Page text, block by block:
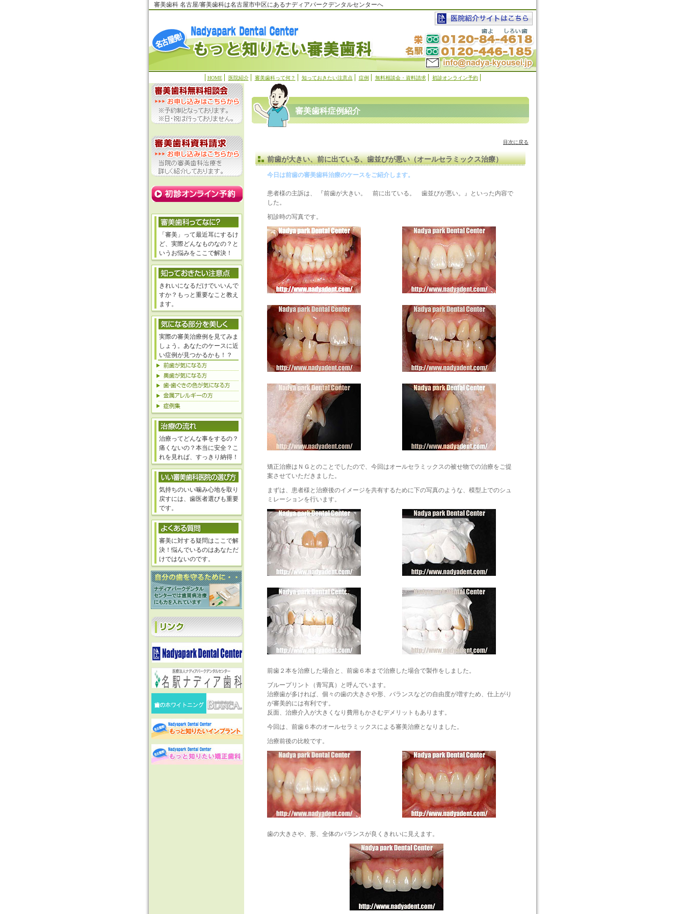
審美歯科 名古屋/審美歯科は名古屋市中区にあるナディアパークデンタルセンターへ
HOME 医院紹介 審美歯科って何？ 知っておきたい注意点 症例 無料相談会・資料請求 初診オンライン予約
審美歯科症例紹介
目次に戻る
前歯が大きい、前に出ている、歯並びが悪い（オールセラミックス治療）
今日は前歯の審美歯科治療のケースをご紹介します。
患者様の主訴は、 『前歯が大きい。 前に出ている。 歯並びが悪い。』といった内容で
した。
初診時の写真です。
矯正治療はＮＧとのことでしたので、今回はオールセラミックスの被せ物での治療をご提
案させていただきました。
まずは、患者様と治療後のイメージを共有するために下の写真のような、模型上でのシュ
ミレーションを行います。
前歯２本を治療した場合と、前歯６本まで治療した場合で製作をしました。
ブループリント（青写真）と呼んでいます。
治療歯が多ければ、個々の歯の大きさや形、バランスなどの自由度が増すため、仕上がり
が審美的には有利です。
反面、治療介入が大きくなり費用もかさむデメリットもあります。
今回は、前歯６本のオールセラミックスによる審美治療となりました。
治療前後の比較です。
歯の大きさや、形、全体のバランスが良くきれいに見えます。
「審美」って最近耳にするけ
ど、実際どんなものなの？と
いうお悩みをここで解決！
きれいになるだけでいいんで
すか？もっと重要なこと教え
ます。
実際の審美治療例を見てみま
しょう。あなたのケースに近
い症例が見つかるかも！？
治療ってどんな事をするの？
痛くないの？本当に安全？こ
れを見れば、すっきり納得！
気持ちのいい噛み心地を取り
戻すには、歯医者選びも重要
です。
審美に対する疑問はここで解
決！悩んでいるのはあなただ
けではないのです。